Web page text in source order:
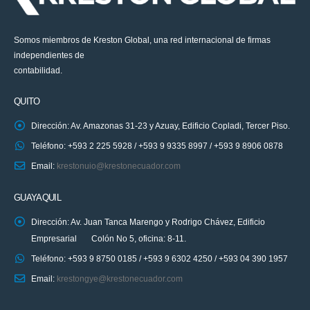
Somos miembros de Kreston Global, una red internacional de firmas
independientes de
contabilidad.
QUITO
Dirección: Av. Amazonas 31-23 y Azuay, Edificio Copladi, Tercer Piso.
Teléfono: +593 2 225 5928 / +593 9 9335 8997 / +593 9 8906 0878
Email: krestonuio@krestonecuador.com
GUAYAQUIL
Dirección: Av. Juan Tanca Marengo y Rodrigo Chávez, Edificio
Empresarial Colón No 5, oficina: 8-11.
Teléfono: +593 9 8750 0185 / +593 9 6302 4250 / +593 04 390 1957
Email: krestongye@krestonecuador.com